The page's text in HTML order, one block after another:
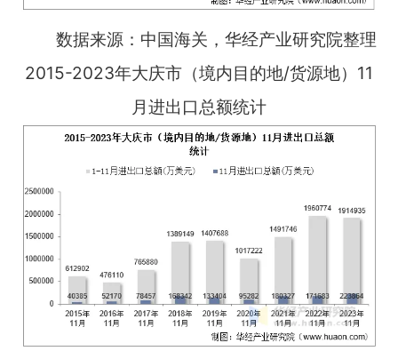
数据来源：中国海关，华经产业研究院整理
2015-2023年大庆市（境内目的地/货源地）11
月进出口总额统计